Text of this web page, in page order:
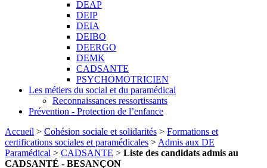
DEAP
DEIP
DEIA
DEIBO
DEERGO
DEMK
CADSANTE
PSYCHOMOTRICIEN
Les métiers du social et du paramédical
Reconnaissances ressortissants
Prévention - Protection de l’enfance
Accueil > Cohésion sociale et solidarités > Formations et
certifications sociales et paramédicales >Admis aux DE
Paramédical > CADSANTE > Liste des candidats admis au
CADSANTÉ - BESANÇON